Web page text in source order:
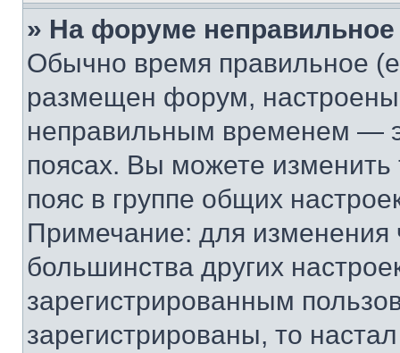
» На форуме
Обычно время правильное
размещен форум, настроены
неправильным временем —
поясах. Вы можете изменить
пояс в группе общих
Примечание: для изменения
большинства других
зарегистрированным
зарегистрированы, то